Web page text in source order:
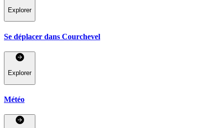
Explorer
Se déplacer dans Courchevel
Explorer
Météo